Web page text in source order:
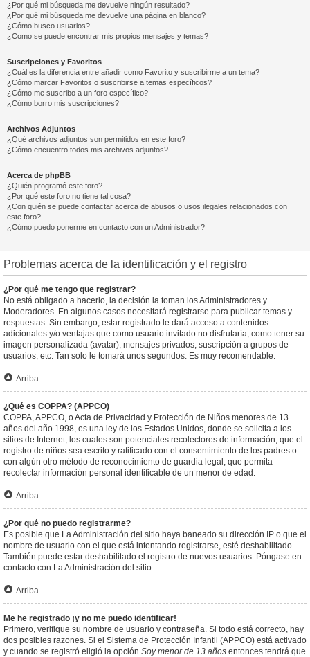
¿Por qué mi búsqueda me devuelve ningún resultado?
¿Por qué mi búsqueda me devuelve una página en blanco?
¿Cómo busco usuarios?
¿Como se puede encontrar mis propios mensajes y temas?
Suscripciones y Favoritos
¿Cuál es la diferencia entre añadir como Favorito y suscribirme a un tema?
¿Cómo marcar Favoritos o suscribirse a temas específicos?
¿Cómo me suscribo a un foro específico?
¿Cómo borro mis suscripciones?
Archivos Adjuntos
¿Qué archivos adjuntos son permitidos en este foro?
¿Cómo encuentro todos mis archivos adjuntos?
Acerca de phpBB
¿Quién programó este foro?
¿Por qué este foro no tiene tal cosa?
¿Con quién se puede contactar acerca de abusos o usos ilegales relacionados con
este foro?
¿Cómo puedo ponerme en contacto con un Administrador?
Problemas acerca de la identificación y el registro
¿Por qué me tengo que registrar?
No está obligado a hacerlo, la decisión la toman los Administradores y
Moderadores. En algunos casos necesitará registrarse para publicar temas y
respuestas. Sin embargo, estar registrado le dará acceso a contenidos
adicionales y/o ventajas que como usuario invitado no disfrutaría, como tener su
imagen personalizada (avatar), mensajes privados, suscripción a grupos de
usuarios, etc. Tan solo le tomará unos segundos. Es muy recomendable.
Arriba
¿Qué es COPPA? (APPCO)
COPPA, APPCO, o Acta de Privacidad y Protección de Niños menores de 13
años del año 1998, es una ley de los Estados Unidos, donde se solicita a los
sitios de Internet, los cuales son potenciales recolectores de información, que el
registro de niños sea escrito y ratificado con el consentimiento de los padres o
con algún otro método de reconocimiento de guardia legal, que permita
recolectar información personal identificable de un menor de edad.
Arriba
¿Por qué no puedo registrarme?
Es posible que La Administración del sitio haya baneado su dirección IP o que el
nombre de usuario con el que está intentando registrarse, esté deshabilitado.
También puede estar deshabilitado el registro de nuevos usuarios. Póngase en
contacto con La Administración del sitio.
Arriba
Me he registrado ¡y no me puedo identificar!
Primero, verifique su nombre de usuario y contraseña. Si todo está correcto, hay
dos posibles razones. Si el Sistema de Protección Infantil (APPCO) está activado
y cuando se registró eligió la opción Soy menor de 13 años entonces tendrá que